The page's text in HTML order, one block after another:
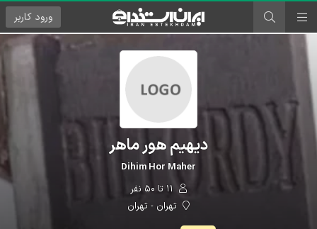
ورود کاربر
دیهیم هور ماهر
Dihim Hor Maher
تهران - تهران